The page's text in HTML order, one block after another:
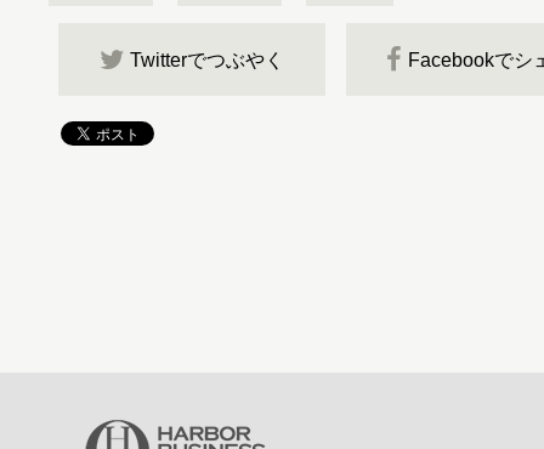
Twitterでつぶやく Facebookでシ